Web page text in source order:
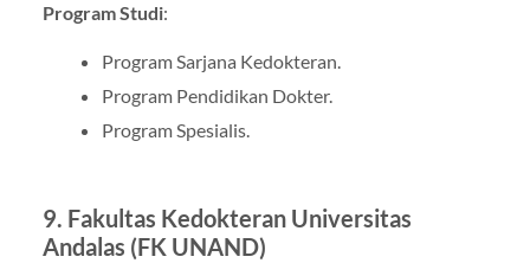
Program Studi:
Program Sarjana Kedokteran.
Program Pendidikan Dokter.
Program Spesialis.
9. Fakultas Kedokteran Universitas
Andalas (FK UNAND)